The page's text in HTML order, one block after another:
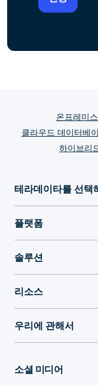
온프레미
클라우드 데이터베
하이브리
테라데이타를 선택
플랫폼
솔루션
리소스
우리에 관해서
소셜 미디어